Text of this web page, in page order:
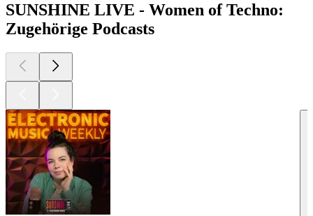
SUNSHINE LIVE - Women of Techno:
Zugehörige Podcasts